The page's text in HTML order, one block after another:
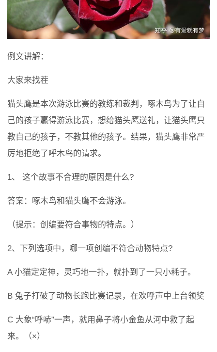
例文讲解：
大家来找茬
猫头鹰是本次游泳比赛的教练和裁判，啄木鸟为了让自
己的孩子赢得游泳比赛，想给猫头鹰送礼，让猫头鹰只
教自己的孩子，不教其他的孩予。结果，猫头鹰非常严
厉地拒绝了呼木鸟的请求。
1、 这个故事不合理的原因是什么?
答案：啄木鸟和猫头鹰不会游泳。
（提示：创编要符合事物的特点。）
2、下列选项中，哪一项创编不符合动物特点?
A 小猫定定神，灵巧地一扑，就扑到了一只小耗子。
B 兔子打破了动物长跑比赛记录，在欢呼声中上台领奖
C 大象“呼哧”一声，就用鼻子将小金鱼从河中救了起
来。（×）